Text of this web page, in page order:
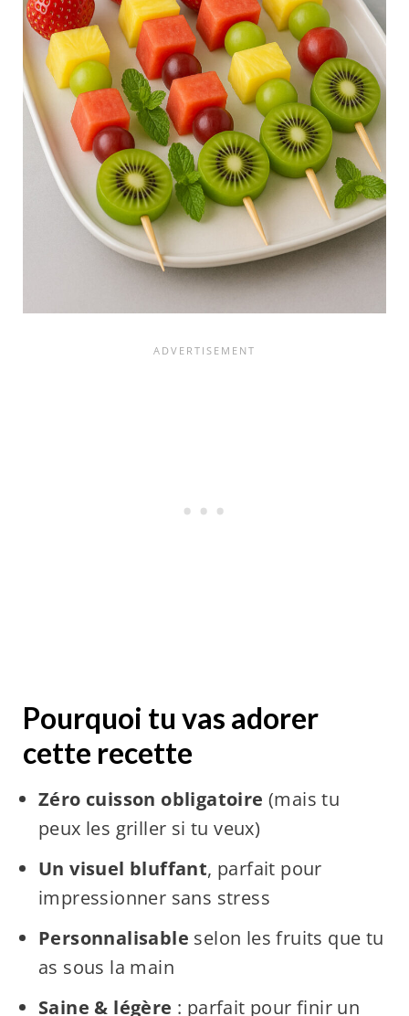
Pourquoi tu vas adorer
cette recette
Zéro cuisson obligatoire (mais tu
peux les griller si tu veux)
Un visuel bluffant, parfait pour
impressionner sans stress
Personnalisable selon les fruits que tu
as sous la main
Saine & légère : parfait pour finir un